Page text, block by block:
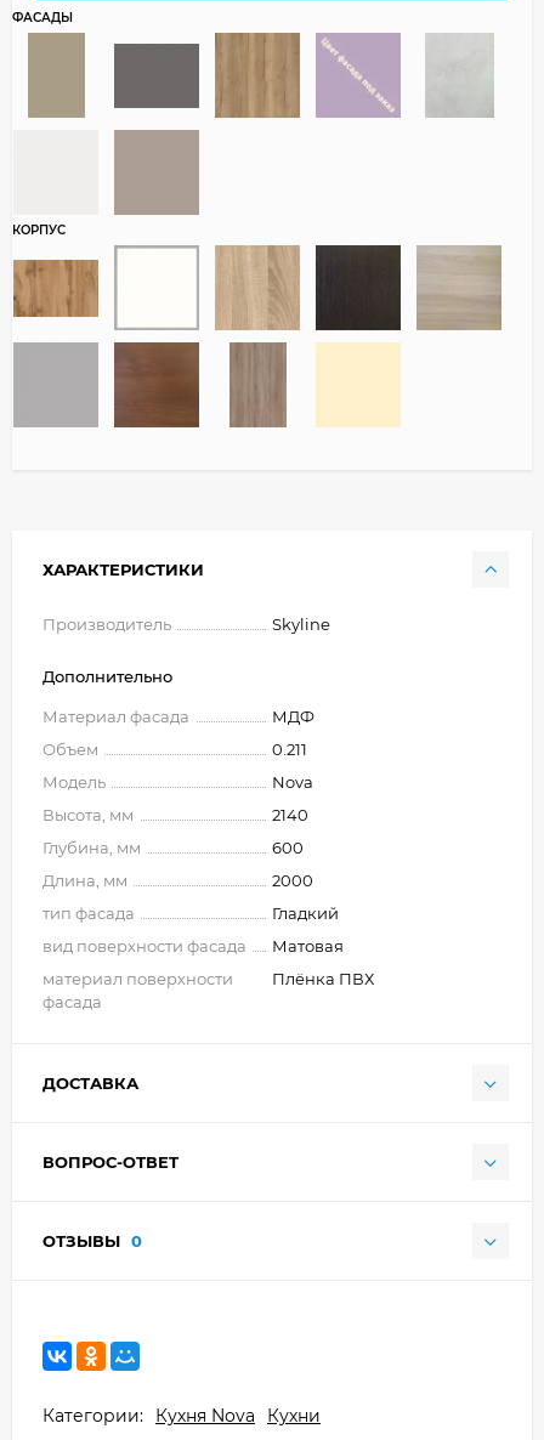
ФАСАДЫ
КОРПУС
ХАРАКТЕРИСТИКИ
Производитель Skyline
Дополнительно
Материал фасада
МДФ
Объем
0.211
Модель
Nova
Высота, мм
2140
Глубина, мм
600
Длина, мм
2000
тип фасада
Гладкий
вид поверхности фасада
Матовая
материал поверхности
фасада
Плёнка ПВХ
ДОСТАВКА
ВОПРОС-ОТВЕТ
ОТЗЫВЫ 0
Категории: Кухня Nova Кухни